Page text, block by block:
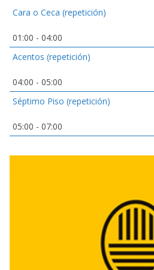
Cara o Ceca (repetición)
01:00 - 04:00
Acentos (repetición)
04:00 - 05:00
Séptimo Piso (repetición)
05:00 - 07:00